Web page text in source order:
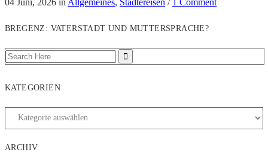
04 Juni, 2026 in Allgemeines, Städtereisen / 1 Comment
BREGENZ: VATERSTADT UND MUTTERSPRACHE?
KATEGORIEN
ARCHIV